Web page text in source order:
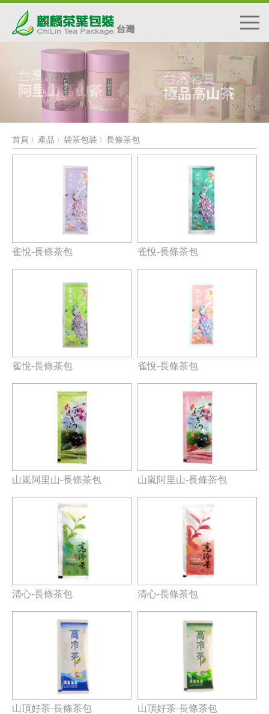
首頁 〉 產品 〉 袋茶包裝 〉 長條茶包
雀悅-長條茶包 雀悅-長條茶包
雀悅-長條茶包 雀悅-長條茶包
山嵐阿里山-長條茶包 山嵐阿里山-長條茶包
清心-長條茶包 清心-長條茶包
山頂好茶-長條茶包 山頂好茶-長條茶包